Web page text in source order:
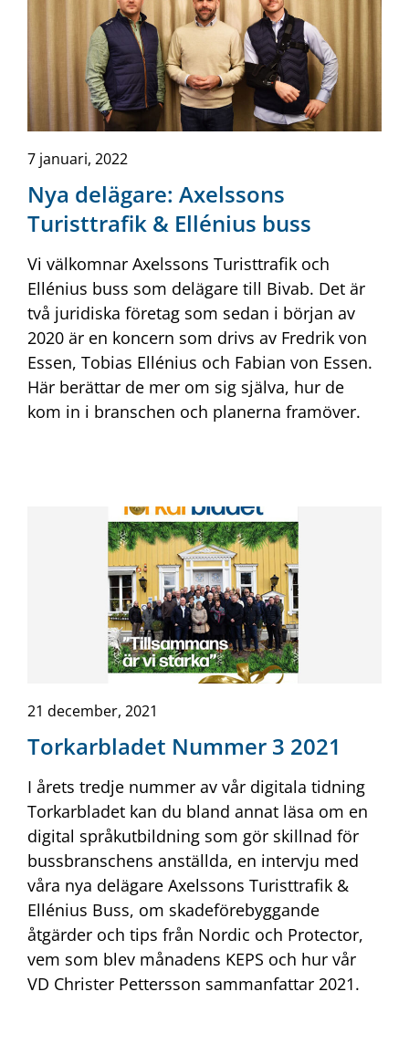
Nya delägare: Axelssons
Turisttrafik & Ellénius buss
7 januari, 2022
Vi välkomnar Axelssons Turisttrafik och
Ellénius buss som delägare till Bivab. Det är
två juridiska företag som sedan i början av
2020 är en koncern som drivs av Fredrik von
Essen, Tobias Ellénius och Fabian von Essen.
Här berättar de mer om sig själva, hur de
kom in i branschen och planerna framöver.
Torkarbladet Nummer 3 2021
21 december, 2021
I årets tredje nummer av vår digitala tidning
Torkarbladet kan du bland annat läsa om en
digital språkutbildning som gör skillnad för
bussbranschens anställda, en intervju med
våra nya delägare Axelssons Turisttrafik &
Ellénius Buss, om skadeförebyggande
åtgärder och tips från Nordic och Protector,
vem som blev månadens KEPS och hur vår
VD Christer Pettersson sammanfattar 2021.